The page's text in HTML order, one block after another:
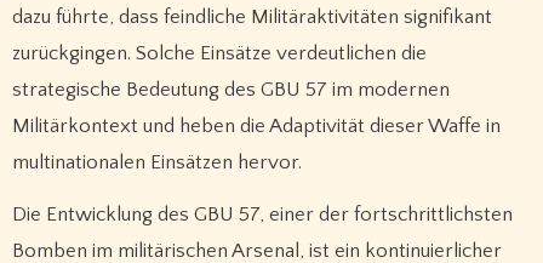
dazu führte, dass feindliche Militäraktivitäten signifikant
zurückgingen. Solche Einsätze verdeutlichen die
strategische Bedeutung des GBU 57 im modernen
Militärkontext und heben die Adaptivität dieser Waffe in
multinationalen Einsätzen hervor.
Die Entwicklung des GBU 57, einer der fortschrittlichsten
Bomben im militärischen Arsenal, ist ein kontinuierlicher